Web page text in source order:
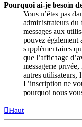
Pourquoi ai-je besoin
Vous n’êtes pas
administrateurs
messages aux
pouvez également
supplémentaires
que l’affichage
messagerie
autres utilisateurs,
L’inscription ne
pourquoi nous
Haut